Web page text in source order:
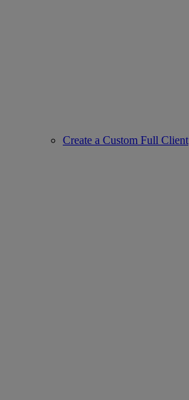
Create a Custom Full Client